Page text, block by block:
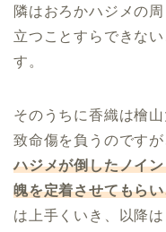
隣はおろかハジメの
立つことすらできな
す。
そのうちに香織は檜
致命傷を負うのです
ハジメが倒したノイ
魄を定着させてもら
は上手くいき、以降